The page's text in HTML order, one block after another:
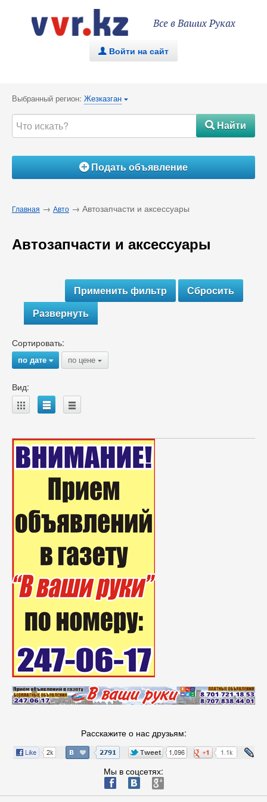
Все в Ваших Руках
. Войти на сайт
Выбранный регион: Жезказган {
#Найти
ÁПодать объявление
Главная → Авто → Автозапчасти и аксессуары
Автозапчасти и аксессуары
Развернуть
Сортировать:
по дате{ по цене {
Вид:
A B C
Расскажите о нас друзьям:
Мы в соцсетях:
ä æ è